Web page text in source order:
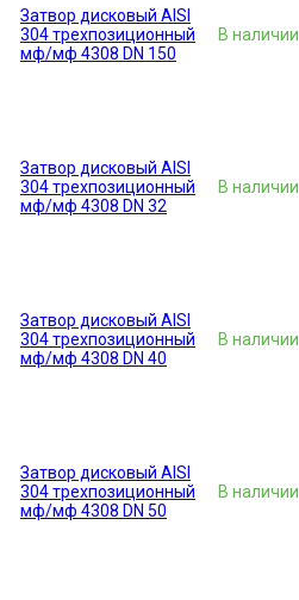
Затвор дисковый AISI
304 трехпозиционный
мф/мф 4308 DN 150
В наличии
Затвор дисковый AISI
304 трехпозиционный
мф/мф 4308 DN 32
В наличии
Затвор дисковый AISI
304 трехпозиционный
мф/мф 4308 DN 40
В наличии
Затвор дисковый AISI
304 трехпозиционный
мф/мф 4308 DN 50
В наличии